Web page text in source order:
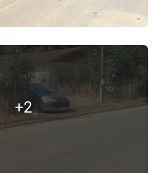
+2